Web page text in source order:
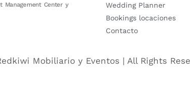
Management Center y
Wedding Planner
Bookings locaciones
Contacto
Mobiliario y Eventos | All Rights